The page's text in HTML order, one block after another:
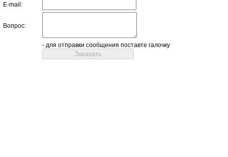
E-mail:
Вопрос:
- для отправки сообщения поставте галочку